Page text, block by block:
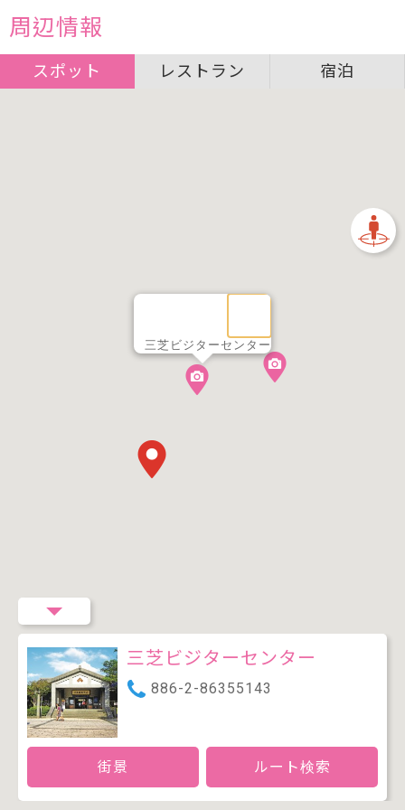
三芝ビジターセンター
周辺情報
スポット レストラン 宿泊
三芝ビジターセンター
886-2-86355143
街景 ルート検索